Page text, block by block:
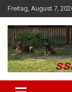
Skip
to
content
Freitag, August 7,
SSPV